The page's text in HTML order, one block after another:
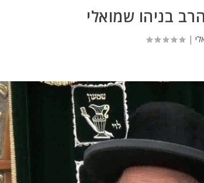
בניהו שמואלי
|